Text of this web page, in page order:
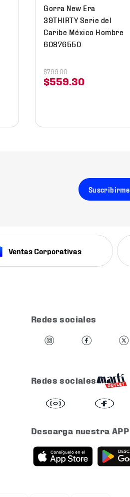
Gorra New Era
39THIRTY Serie del
Caribe México Hombre
60876550
$559.30
$799.00
Suscribirme
Ventas Corporativas
Redes sociales
Redes sociales
Descarga nuestra APP